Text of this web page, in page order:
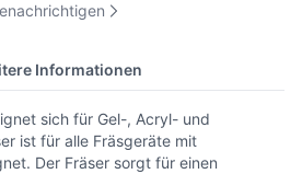
Informationen
sich für Gel-, Acryl- und
ist für alle Fräsgeräte mit
Der Fräser sorgt für einen